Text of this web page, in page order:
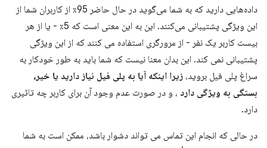
داده‌هایی دارید که به شما می‌گوید در حال حاضر 95٪ از کاربران شما از
این ویژگی پشتیبانی می‌کنند. این به این معنی است که 5٪ - یا از هر
بیست کاربر یک نفر - از مرورگری استفاده می کنند که از این ویژگی
پشتیبانی نمی کند. این بدان معنا نیست که شما باید به طور خودکار به
سراغ پلی فیل بروید، زیرا اینکه آیا به پلی فیل نیاز دارید یا خیر،
بستگی به ویژگی دارد ، و در صورت عدم وجود آن برای کاربر چه تاثیری
دارد.
در حالی که انجام این تماس می تواند دشوار باشد، ممکن است به شما